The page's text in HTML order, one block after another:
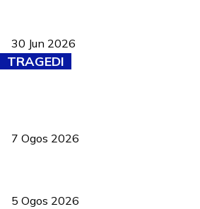
30 Jun 2026
TRAGEDI
7 Ogos 2026
5 Ogos 2026